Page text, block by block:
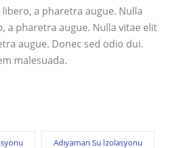
a pharetra augue. Nulla
a pharetra augue. Nulla vitae elit
augue. Donec sed odio dui.
malesuada.
Adıyaman Su İzolasyonu